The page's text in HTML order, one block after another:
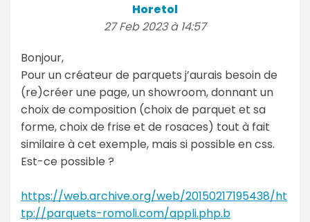
Horetol
27 Feb 2023 à 14:57
Bonjour,
Pour un créateur de parquets j’aurais besoin de
(re)créer une page, un showroom, donnant un
choix de composition (choix de parquet et sa
forme, choix de frise et de rosaces) tout à fait
similaire à cet exemple, mais si possible en css.
Est-ce possible ?
https://web.archive.org/web/20150217195438/ht
tp://parquets-romoli.com/appli.php.b